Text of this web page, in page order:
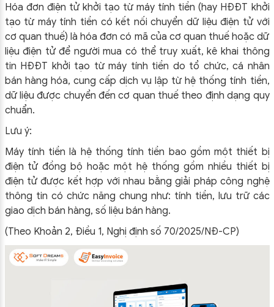
Hóa đơn điện tử khởi tạo từ máy tính tiền (hay HĐĐT khởi
tạo từ máy tính tiền có kết nối chuyển dữ liệu điện tử với
cơ quan thuế) là hóa đơn có mã của cơ quan thuế hoặc dữ
liệu điện tử để người mua có thể truy xuất, kê khai thông
tin HĐĐT khởi tạo từ máy tính tiền do tổ chức, cá nhân
bán hàng hóa, cung cấp dịch vụ lập từ hệ thống tính tiền,
dữ liệu được chuyển đến cơ quan thuế theo định dạng quy
chuẩn.
Lưu ý:
Máy tính tiền là hệ thống tính tiền bao gồm một thiết bị
điện tử đồng bộ hoặc một hệ thống gồm nhiều thiết bị
điện tử được kết hợp với nhau bằng giải pháp công nghệ
thông tin có chức năng chung như: tính tiền, lưu trữ các
giao dịch bán hàng, số liệu bán hàng.
(Theo Khoản 2, Điều 1, Nghị định số 70/2025/NĐ-CP)